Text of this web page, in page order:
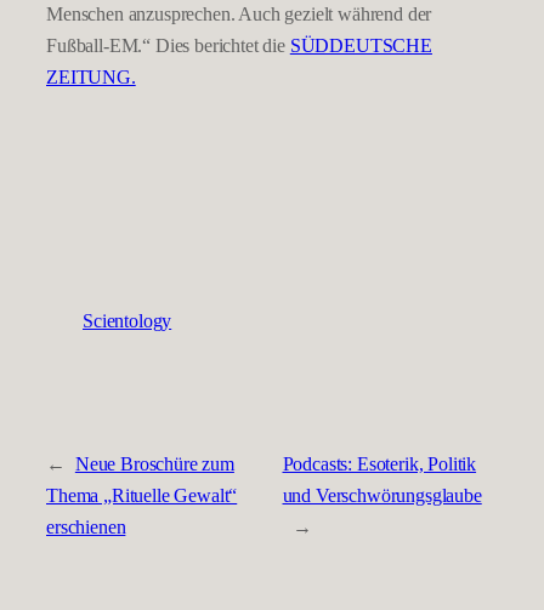
Menschen anzusprechen. Auch gezielt während der
Fußball-EM.“ Dies berichtet die SÜDDEUTSCHE
ZEITUNG.
Scientology
← Neue Broschüre zum
Thema „Rituelle Gewalt“
erschienen
Podcasts: Esoterik, Politik
und Verschwörungsglaube
→